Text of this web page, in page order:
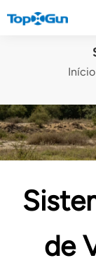
Início
de